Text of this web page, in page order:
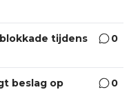
tijdens
0
beslag op
0